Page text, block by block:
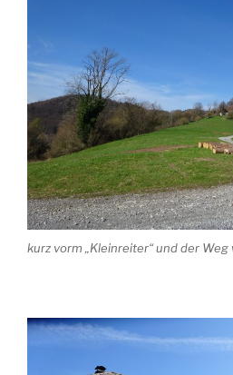
kurz vorm „Kleinreiter“ und der